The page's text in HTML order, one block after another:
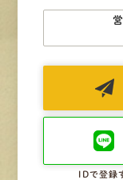
IDで登録